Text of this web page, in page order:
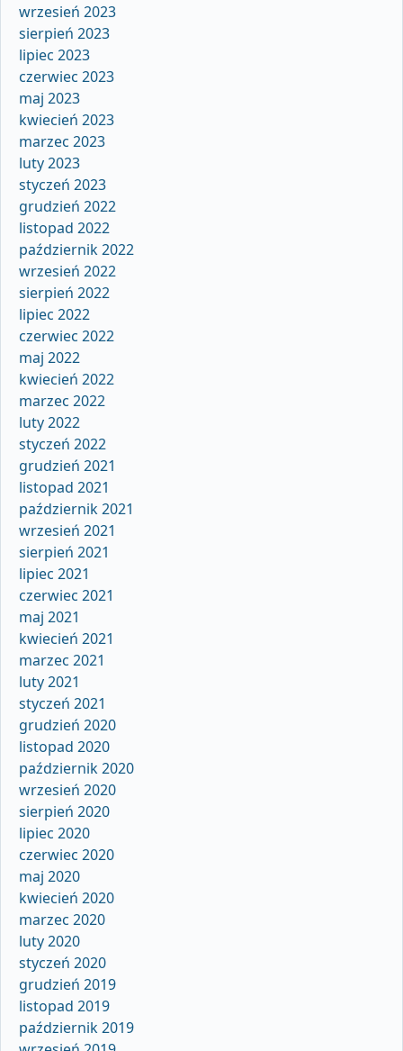
wrzesień 2023
sierpień 2023
lipiec 2023
czerwiec 2023
maj 2023
kwiecień 2023
marzec 2023
luty 2023
styczeń 2023
grudzień 2022
listopad 2022
październik 2022
wrzesień 2022
sierpień 2022
lipiec 2022
czerwiec 2022
maj 2022
kwiecień 2022
marzec 2022
luty 2022
styczeń 2022
grudzień 2021
listopad 2021
październik 2021
wrzesień 2021
sierpień 2021
lipiec 2021
czerwiec 2021
maj 2021
kwiecień 2021
marzec 2021
luty 2021
styczeń 2021
grudzień 2020
listopad 2020
październik 2020
wrzesień 2020
sierpień 2020
lipiec 2020
czerwiec 2020
maj 2020
kwiecień 2020
marzec 2020
luty 2020
styczeń 2020
grudzień 2019
listopad 2019
październik 2019